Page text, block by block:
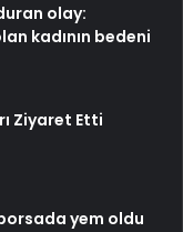
olay:
kadının bedeni
Ziyaret Etti
yem oldu